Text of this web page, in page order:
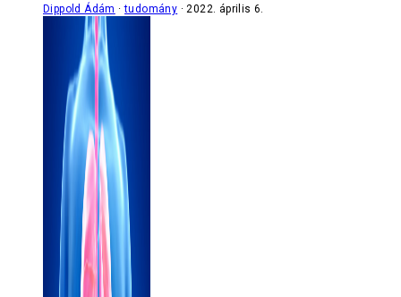
Dippold Ádám tudomány 2022. április 6.